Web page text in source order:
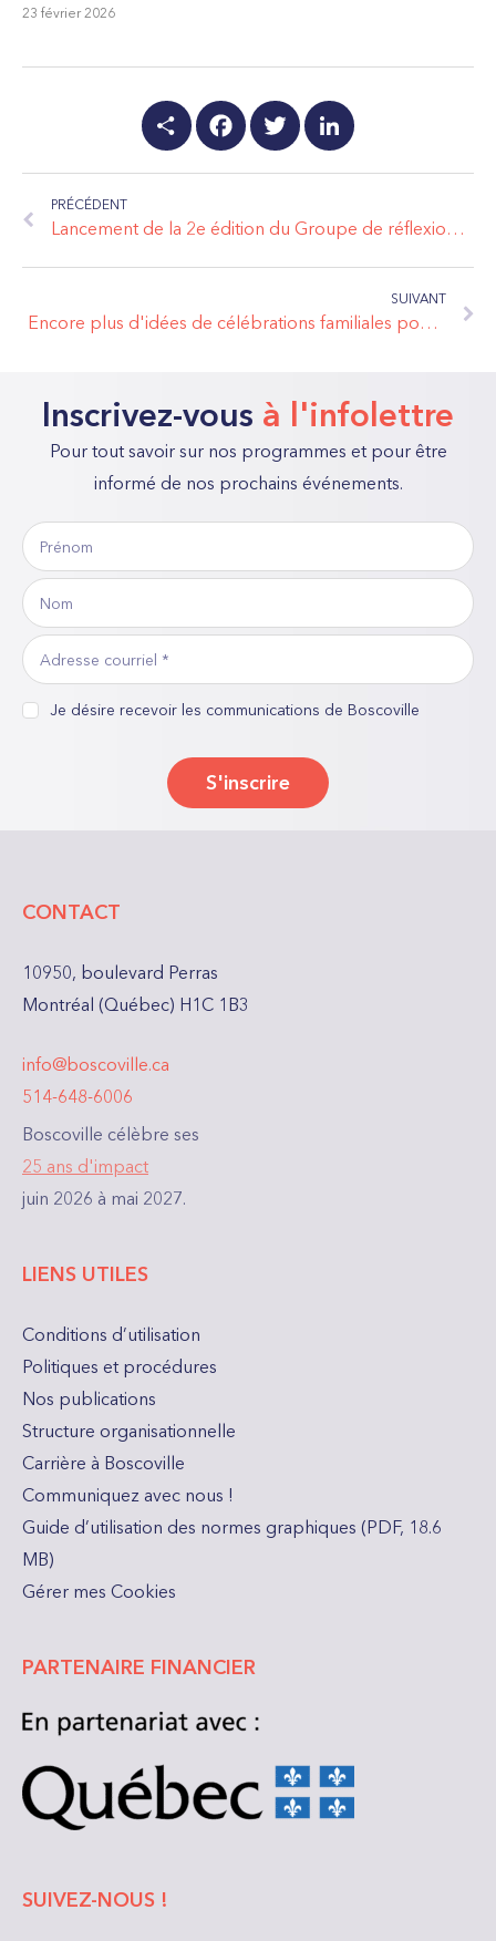
23 février 2026
Share FacebookTwitter
PRÉCÉDENT
Lancement de la 2e édition du Groupe de réflexion sur les drogues (GRD)
SUIVANT
Encore plus d'idées de célébrations familiales pour vous inspirer
Inscrivez-vous à l'infolettre
Pour tout savoir sur nos programmes et pour être
informé de nos prochains événements.
«
»
indique
les
champs
Prénom
Nom
Adresse
courriel
consentement
*
Je désire recevoir les communications de Boscoville
S'inscrire
CONTACT
10950, boulevard Perras
Montréal (Québec) H1C 1B3
info@boscoville.ca
514-648-6006
Boscoville célèbre ses
25 ans d'impact
juin 2026 à mai 2027.
LIENS UTILES
Conditions d’utilisation
Politiques et procédures
Nos publications
Structure organisationnelle
Carrière à Boscoville
Communiquez avec nous !
Guide d’utilisation des normes graphiques (PDF, 18.6
MB)
Gérer mes Cookies
PARTENAIRE FINANCIER
SUIVEZ-NOUS !